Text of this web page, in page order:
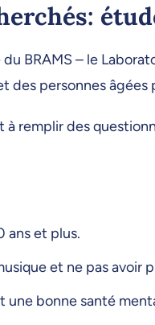
BRAMS – le
personnes
remplir des
ans et plus.
et ne pas avoir
une bonne santé